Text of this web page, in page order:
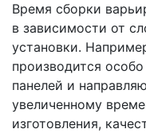
Время сборки
в зависимости от
установки.
производится
панелей и
увеличенному
изготовления,